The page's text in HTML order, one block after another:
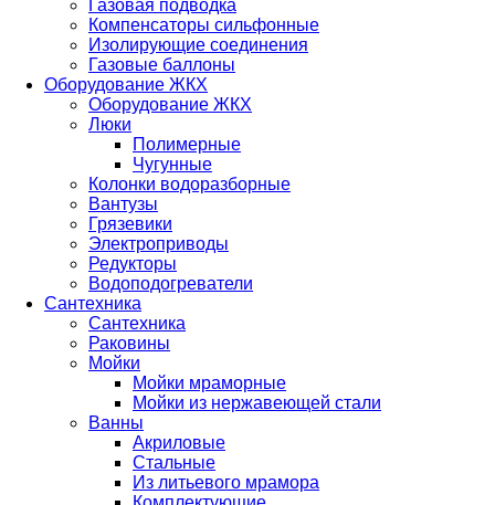
Газовая подводка
Компенсаторы сильфонные
Изолирующие соединения
Газовые баллоны
Оборудование ЖКХ
Оборудование ЖКХ
Люки
Полимерные
Чугунные
Колонки водоразборные
Вантузы
Грязевики
Электроприводы
Редукторы
Водоподогреватели
Сантехника
Сантехника
Раковины
Мойки
Мойки мраморные
Мойки из нержавеющей стали
Ванны
Акриловые
Стальные
Из литьевого мрамора